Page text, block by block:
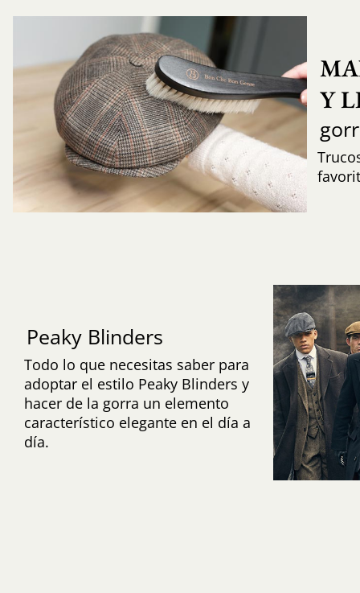
Y
Peaky Blinders
Todo lo que necesitas saber para
adoptar el estilo Peaky Blinders y
hacer de la gorra un elemento
característico elegante en el día a
día.